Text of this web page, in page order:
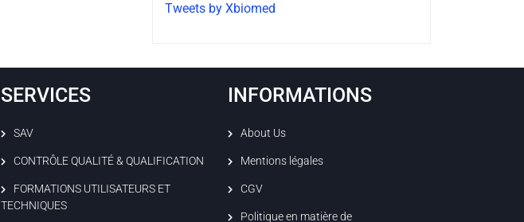
Tweets by Xbiomed
SERVICES
SAV
CONTRÔLE QUALITÉ & QUALIFICATION
FORMATIONS UTILISATEURS ET
TECHNIQUES
INFORMATIONS
About Us
Mentions légales
CGV
Politique en matière de